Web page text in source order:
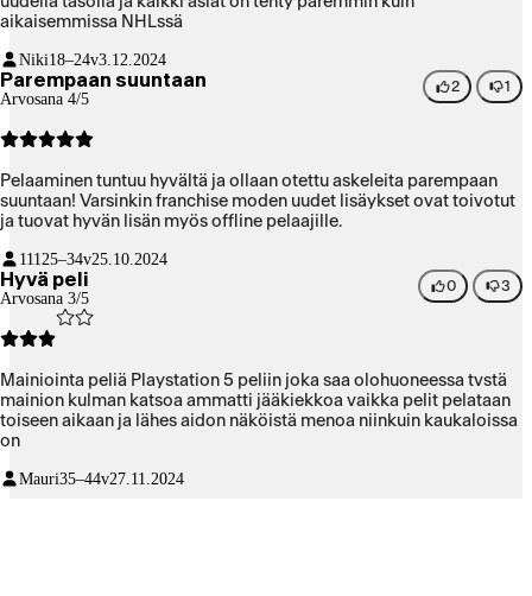
aikaisemmissa NHLssä
Niki18–24v3.12.2024
Parempaan suuntaan
Arvosana 4/5
2 1
Pelaaminen tuntuu hyvältä ja ollaan otettu askeleita parempaan
suuntaan! Varsinkin franchise moden uudet lisäykset ovat toivotut
ja tuovat hyvän lisän myös offline pelaajille.
111 25–34v25.10.2024
Hyvä peli
Arvosana 3/5
0 3
Mainiointa peliä Playstation 5 peliin joka saa olohuoneessa tvstä
mainion kulman katsoa ammatti jääkiekkoa vaikka pelit pelataan
toiseen aikaan ja lähes aidon näköistä menoa niinkuin kaukaloissa
on
Mauri35–44v27.11.2024